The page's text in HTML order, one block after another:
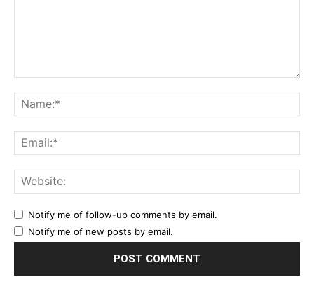
Notify me of follow-up comments by email.
Notify me of new posts by email.